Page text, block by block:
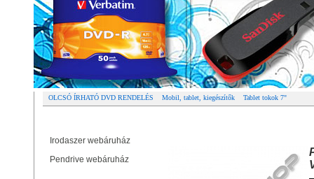
OLCSÓ ÍRHATÓ DVD RENDELÉS Mobil, tablet, kiegészítők Tablet tokok 7"
Irodaszer webáruház
Pendrive webáruház